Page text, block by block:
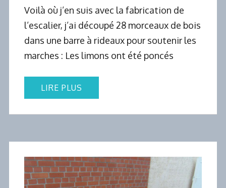
Voilà où j’en suis avec la fabrication de
l’escalier, j’ai découpé 28 morceaux de bois
dans une barre à rideaux pour soutenir les
marches : Les limons ont été poncés
LIRE PLUS